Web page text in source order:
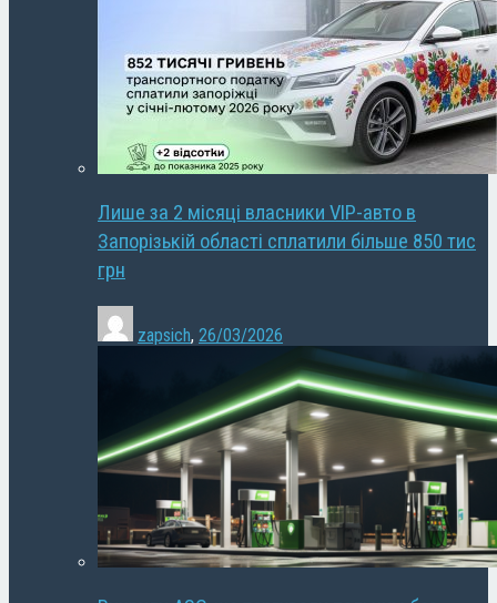
Лише за 2 місяці власники VIP-авто в
Запорізькій області сплатили більше 850 тис
грн
zapsich, 26/03/2026